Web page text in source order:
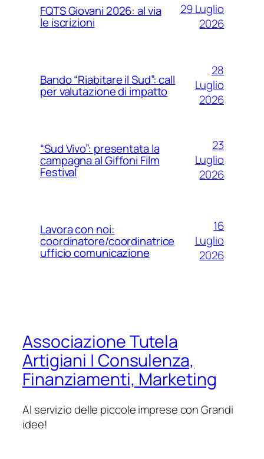
FQTS Giovani 2026: al via
le iscrizioni
29 Luglio
2026
Bando “Riabitare il Sud”: call
per valutazione di impatto
28
Luglio
2026
“Sud Vivo”: presentata la
campagna al Giffoni Film
Festival
23
Luglio
2026
Lavora con noi:
coordinatore/coordinatrice
ufficio comunicazione
16
Luglio
2026
Associazione Tutela
Artigiani | Consulenza,
Finanziamenti, Marketing
Al servizio delle piccole imprese con Grandi
idee!